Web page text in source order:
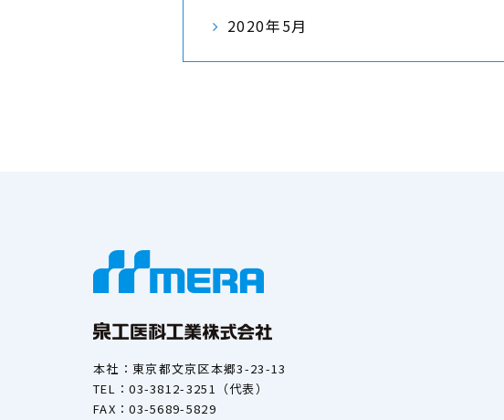
2020年5月
本社：東京都文京区本郷3-23-13
TEL：03-3812-3251（代表）
FAX：03-5689-5829